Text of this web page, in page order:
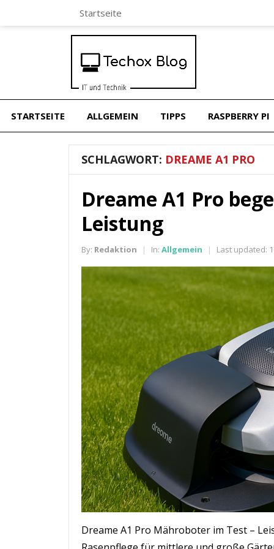
Startseite
STARTSEITE ALLGEMEIN TIPPS RASPBERRY PI
SCHLAGWORT: DREAME A1 PRO
Dreame A1 Pro
Leistung
By: Redaktion | In: Allgemein | Last updated:
Dreame A1 Pro Mähroboter im Test –